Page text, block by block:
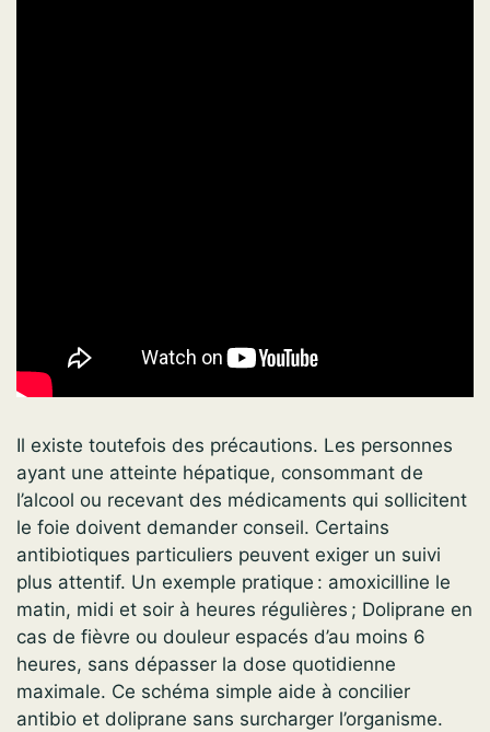
Il existe toutefois des précautions. Les personnes
ayant une atteinte hépatique, consommant de
l’alcool ou recevant des médicaments qui sollicitent
le foie doivent demander conseil. Certains
antibiotiques particuliers peuvent exiger un suivi
plus attentif. Un exemple pratique : amoxicilline le
matin, midi et soir à heures régulières ; Doliprane en
cas de fièvre ou douleur espacés d’au moins 6
heures, sans dépasser la dose quotidienne
maximale. Ce schéma simple aide à concilier
antibio et doliprane sans surcharger l’organisme.